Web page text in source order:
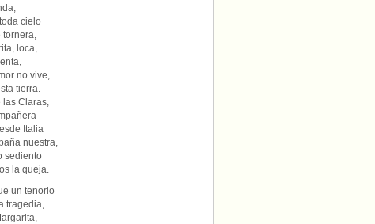
cielo
tornera,
loca,
no vive,
tierra.
las Claras,
Italia
nuestra,
sediento
la queja.
un tenorio
tragedia,